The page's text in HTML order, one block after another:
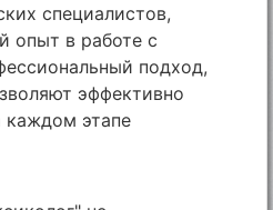
специалистов,
опыт в работе с
подход,
эффективно
каждом этапе